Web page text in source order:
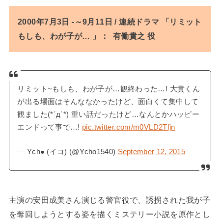
2000年7月3日 -～9月11日 / 連続ドラマ 「リミット
もしも、わが子が… 」： 有働貴之 役
リミット~もしも、わが子が…観終わった…! 大貴くん
が出る場面はそんななかったけど、面白くて集中して
観ました(*´д`*) 重い話だったけど…なんとかハッピー
エンドって事で…! pic.twitter.com/m0VLD2Tfjn
— Ych● (イコ) (@Ycho1540) September 12, 2015
主演の安田成美さん演じる警官役で、誘拐された我が子
を奪回しようとする姿を描くミステリー小説を原作とし